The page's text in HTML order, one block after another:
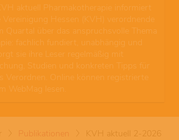
aktuell Pharmakotherapie informiert
Vereinigung Hessen (KVH) verordnende
Quartal über das anspruchsvolle Thema
fachlich fundiert, unabhängig und
sie ihre Leser regelmäßig mit
Studien und konkreten Tipps für
Verordnen. Online können registrierte
WebMag lesen.
Publikationen KVH aktuell 2-2026